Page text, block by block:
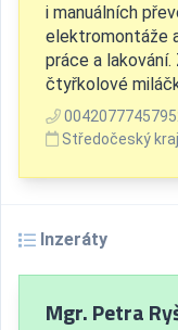
i manuálních
elektromontáže
práce a
čtyřkolové
Středočeský kraj
Inzeráty
Mgr. Petra